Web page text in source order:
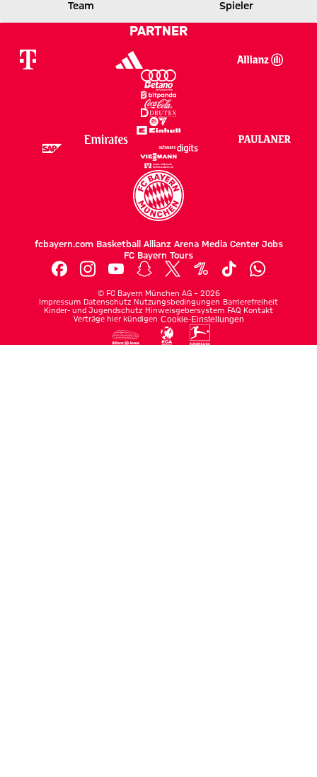
FCB
Team Spieler
PARTNER
fcbayern.com Basketball Allianz Arena Media Center Jobs
FC Bayern Tours
© FC Bayern München AG – 2026
Impressum Datenschutz Nutzungsbedingungen Barrierefreiheit
Kinder- und Jugendschutz Hinweisgebersystem FAQ Kontakt
Verträge hier kündigen Cookie-Einstellungen